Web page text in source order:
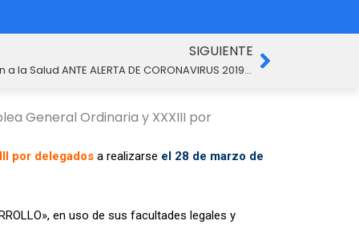
SIGUIENTE
Acciones de Prevención y Atención a la Salud ANTE ALERTA DE CORONAVIRUS 2019-nCoV
General Ordinaria y XXXIII por
por delegados a realizarse el 28 de marzo de
en uso de sus facultades legales y